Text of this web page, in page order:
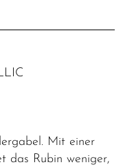
Mit einer
das Rubin weniger,